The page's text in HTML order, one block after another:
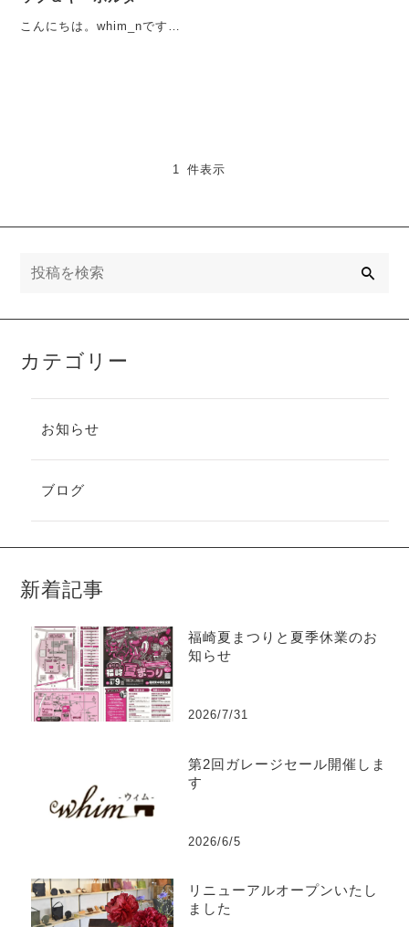
こんにちは。whim_nです。
1 件表示
カテゴリー
お知らせ
ブログ
新着記事
福崎夏まつりと夏季休業のお
知らせ
2026/7/31
第2回ガレージセール開催しま
す
2026/6/5
リニューアルオープンいたし
ました